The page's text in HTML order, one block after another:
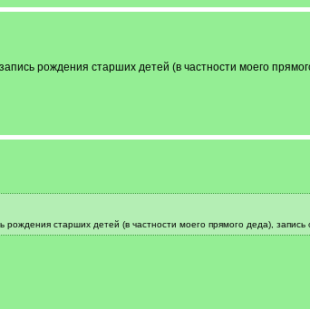
рождения старших детей (в частности моего
старших детей (в частности моего прямого деда),